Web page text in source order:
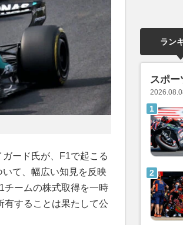
ード氏が、F1で起こる
て、幅広い知見を反映
チームの株式取得を一時
有することは果たして公
ラン
スポー